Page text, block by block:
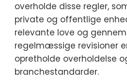
overholde disse regler,
private og offentlige
relevante love og
regelmæssige revisioner
opretholde overholdelse
branchestandarder.